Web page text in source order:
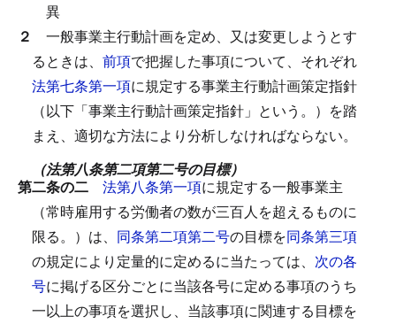
異
２ 一般事業主行動計画を定め、又は変更しようとす
るときは、 前項で把握した事項について、それぞれ
法第七条第一項に規定する事業主行動計画策定指針
（以下「事業主行動計画策定指針」という。）を踏
まえ、適切な方法により分析しなければならない。
（法第八条第二項第二号の目標）
第二条の二 法第八条第一項に規定する一般事業主
（常時雇用する労働者の数が三百人を超えるものに
限る。）は、 同条第二項第二号の目標を同条第三項
の規定により定量的に定めるに当たっては、 次の各
号に掲げる区分ごとに当該各号に定める事項のうち
一以上の事項を選択し、当該事項に関連する目標を